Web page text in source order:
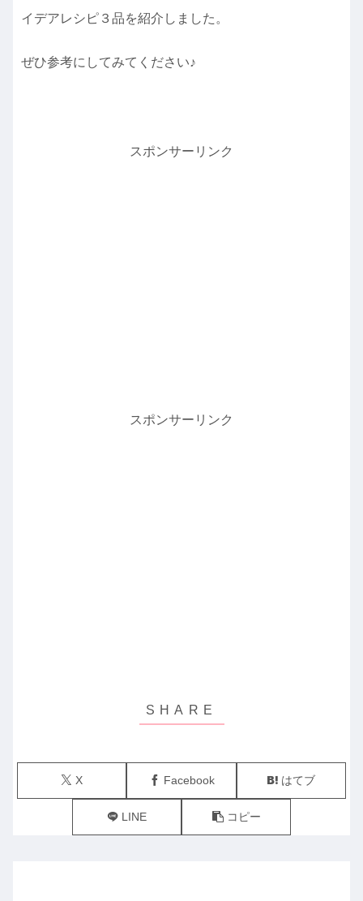
イデアレシピ３品を紹介しました。
ぜひ参考にしてみてください♪
スポンサーリンク
スポンサーリンク
X Facebook はてブ
LINE コピー